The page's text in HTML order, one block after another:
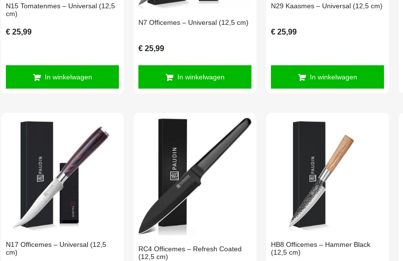
N15 Tomatenmes – Universal (12,5
cm)
€ 25,99
In winkelwagen
N7 Officemes – Universal (12,5 cm)
€ 25,99
In winkelwagen
N29 Kaasmes – Universal (12,5 cm)
€ 25,99
In winkelwagen
N17 Officemes – Universal (12,5
cm)
RC4 Officemes – Refresh Coated
(12,5 cm)
HB8 Officemes – Hammer Black
(12,5 cm)